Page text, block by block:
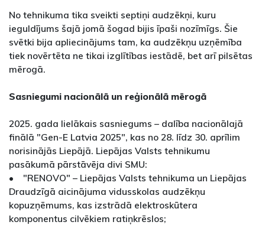
No tehnikuma tika sveikti septiņi audzēkņi, kuru
ieguldījums šajā jomā šogad bijis īpaši nozīmīgs. Šie
svētki bija apliecinājums tam, ka audzēkņu uzņēmība
tiek novērtēta ne tikai izglītības iestādē, bet arī pilsētas
mērogā.
Sasniegumi nacionālā un reģionālā mērogā
2025. gada lielākais sasniegums – dalība nacionālajā
finālā "Gen-E Latvia 2025", kas no 28. līdz 30. aprīlim
norisinājās Liepājā. Liepājas Valsts tehnikumu
pasākumā pārstāvēja divi SMU:
• "RENOVO" – Liepājas Valsts tehnikuma un Liepājas
Draudzīgā aicinājuma vidusskolas audzēkņu
kopuzņēmums, kas izstrādā elektroskūtera
komponentus cilvēkiem ratiņkrēslos;